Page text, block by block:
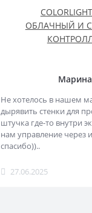
ОБЛАЧНЫЙ И
Марина
Не хотелось в нашем
дырявить стенки для
штучка где-то внутри
нам управление через
спасибо))..
27.06.2025